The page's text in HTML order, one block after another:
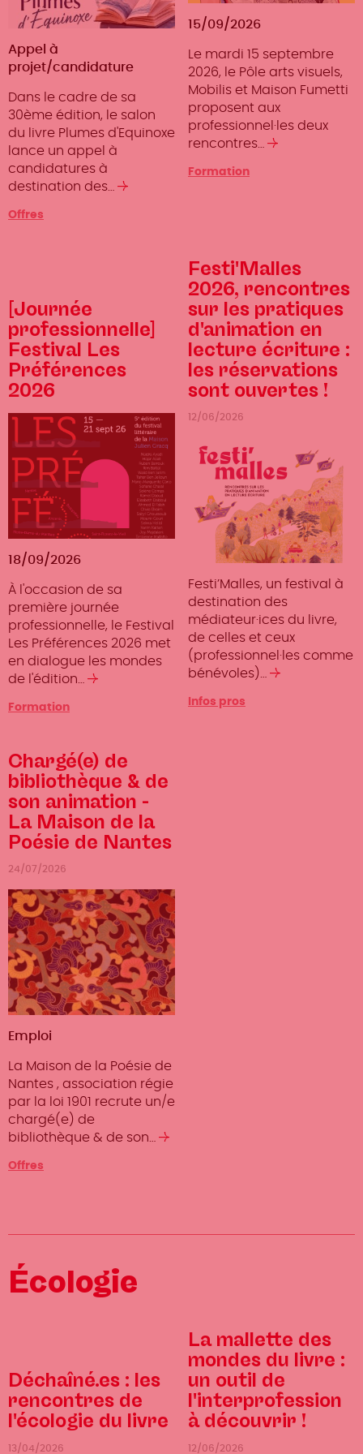
Type
d'offre
Appel à
projet/candidature
Dans le cadre de sa
30ème édition, le salon
du livre Plumes d'Equinoxe
lance un appel à
candidatures à
destination des…
Offres
15/09/2026
Le mardi 15 septembre
2026, le Pôle arts visuels,
Mobilis et Maison Fumetti
proposent aux
professionnel·les deux
rencontres…
Type
Formation
[Journée
professionnelle]
Festival Les
Préférences
2026
18/09/2026
À l'occasion de sa
première journée
professionnelle, le Festival
Les Préférences 2026 met
en dialogue les mondes
de l'édition…
Type
Formation
Festi'Malles
2026, rencontres
sur les pratiques
d'animation en
lecture écriture :
les réservations
sont ouvertes !
12/06/2026
Festi’Malles, un festival à
destination des
médiateur·ices du livre,
de celles et ceux
(professionnel·les comme
bénévoles)…
Infos pros
Chargé(e) de
bibliothèque & de
son animation -
La Maison de la
Poésie de Nantes
24/07/2026
Type
Emploi
La Maison de la Poésie de
Nantes , association régie
par la loi 1901 recrute un/e
chargé(e) de
bibliothèque & de son…
Offres
Écologie
Déchaîné.es : les
rencontres de
l'écologie du livre
13/04/2026
La mallette des
mondes du livre :
un outil de
l'interprofession
à découvrir !
12/06/2026